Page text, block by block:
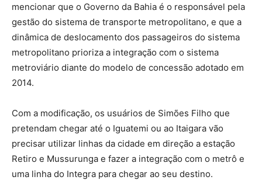
mencionar que o Governo da Bahia é o responsável pela
gestão do sistema de transporte metropolitano, e que a
dinâmica de deslocamento dos passageiros do sistema
metropolitano prioriza a integração com o sistema
metroviário diante do modelo de concessão adotado em
2014.
Com a modificação, os usuários de Simões Filho que
pretendam chegar até o Iguatemi ou ao Itaigara vão
precisar utilizar linhas da cidade em direção a estação
Retiro e Mussurunga e fazer a integração com o metrô e
uma linha do Integra para chegar ao seu destino.